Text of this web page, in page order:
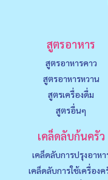
สูตรอาหาร
สูตรอาหารคาว
สูตรอาหารหวาน
สูตรเครื่องดื่ม
สูตรอื่นๆ
เคล็ดลับก้นครัว
เคล็ดลับการปรุงอาหา
เคล็ดลับการใช้เครื่องค